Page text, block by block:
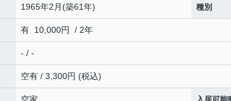
1965年2月(築61年) 種別
有 10,000円 / 2年
- / -
空有 / 3,300円 (税込)